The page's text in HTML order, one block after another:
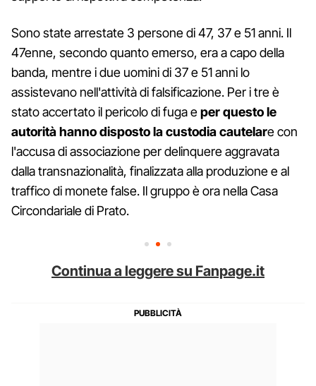
Sono state arrestate 3 persone di 47, 37 e 51 anni. Il
47enne, secondo quanto emerso, era a capo della
banda, mentre i due uomini di 37 e 51 anni lo
assistevano nell'attività di falsificazione. Per i tre è
stato accertato il pericolo di fuga eper questo le
autorità hanno disposto la custodia cautelare con
l'accusa di associazione per delinquere aggravata
dalla transnazionalità, finalizzata alla produzione e al
traffico di monete false. Il gruppo è ora nella Casa
Circondariale di Prato.
Continua a leggere su Fanpage.it